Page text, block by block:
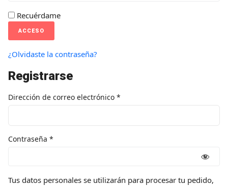
Recuérdame
ACCESO
¿Olvidaste la contraseña?
Registrarse
Dirección de correo electrónico *
Contraseña *
Tus datos personales se utilizarán para procesar tu pedido,